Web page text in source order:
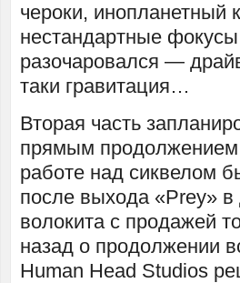
чероки, инопланетный
нестандартные
разочаровался —
таки гравитация…
Вторая часть
прямым продолжением
работе над сиквелом
после выхода «Prey»
волокита с продажей
назад о продолжении
Human Head Studios